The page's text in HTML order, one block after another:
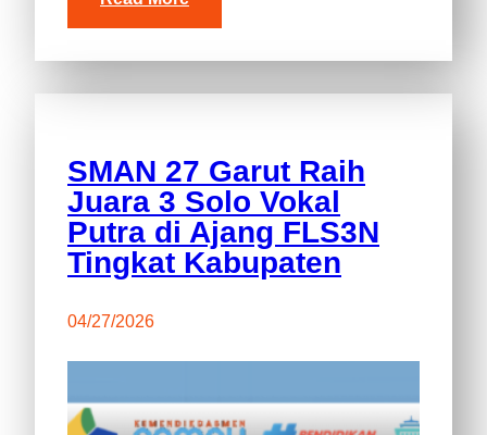
SMAN 27 Garut Raih
Juara 3 Solo Vokal
Putra di Ajang FLS3N
Tingkat Kabupaten
04/27/2026